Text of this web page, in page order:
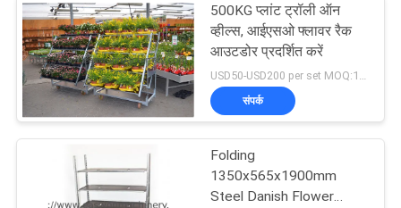
एक
उद्धरण
की वुडवर्किंग मिलिंग मशीन
29
500KG प्लांट ट्रॉली ऑन
व्हील्स, आईएसओ फ्लावर रैक
आउटडोर प्रदर्शित करें
USD50-USD200 per set MOQ:100 sets
संपर्क
Folding
1350x565x1900mm
Steel Danish Flower